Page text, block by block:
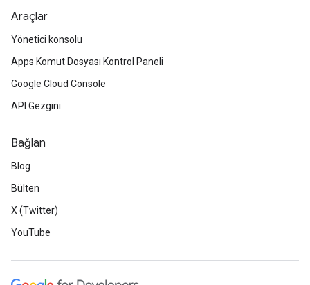
Araçlar
Yönetici konsolu
Apps Komut Dosyası Kontrol Paneli
Google Cloud Console
API Gezgini
Bağlan
Blog
Bülten
X (Twitter)
YouTube